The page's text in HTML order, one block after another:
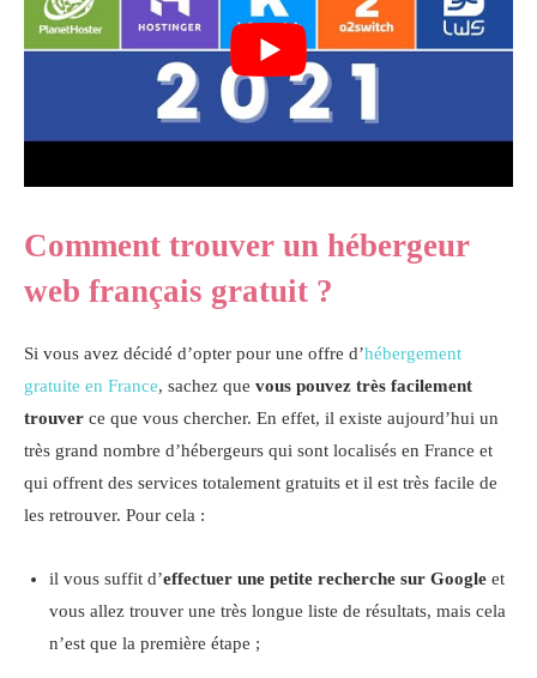
Comment trouver un hébergeur
web français gratuit ?
Si vous avez décidé d’opter pour une offre d’hébergement
gratuite en France, sachez que vous pouvez très facilement
trouver ce que vous chercher. En effet, il existe aujourd’hui un
très grand nombre d’hébergeurs qui sont localisés en France et
qui offrent des services totalement gratuits et il est très facile de
les retrouver. Pour cela :
il vous suffit d’effectuer une petite recherche sur Google et
vous allez trouver une très longue liste de résultats, mais cela
n’est que la première étape ;